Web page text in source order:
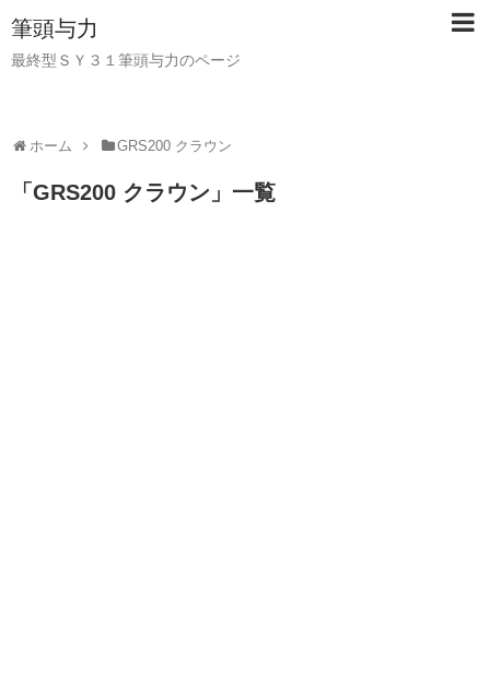
筆頭与力
最終型ＳＹ３１筆頭与力のページ
ホーム GRS200 クラウン
「 GRS200 クラウン 」 一覧